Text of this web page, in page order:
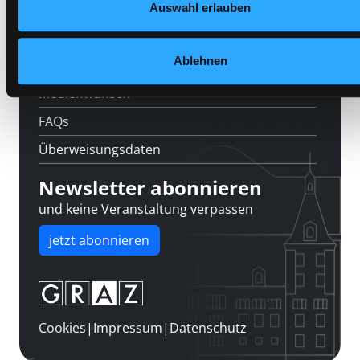
Auswahl erlauben
Ablehnen
Über uns
Medienwunsch
FAQs
Überweisungsdaten
Newsletter abonnieren
und keine Veranstaltung verpassen
jetzt abonnieren
Cookies| Impressum| Datenschutz